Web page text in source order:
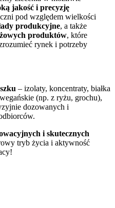
jakość i precyzję
pod względem wielkości
produkcyjne, a także
produktów, które
rynek i potrzeby
– izolaty, koncentraty, białka
(np. z ryżu, grochu),
dozowanych i
i skutecznych
tryb życia i aktywność